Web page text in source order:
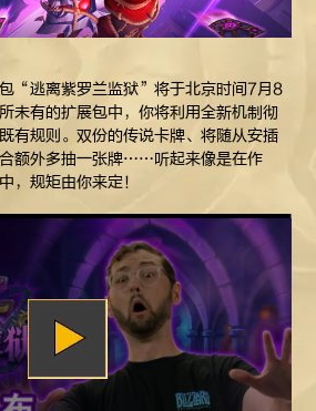
包“逃离紫罗兰监狱”将于北京时间7月8
未有的扩展包中，你将利用全新机制彻
有规则。双份的传说卡牌、将随从安插
额外多抽一张牌……听起来像是在作
，规矩由你来定！